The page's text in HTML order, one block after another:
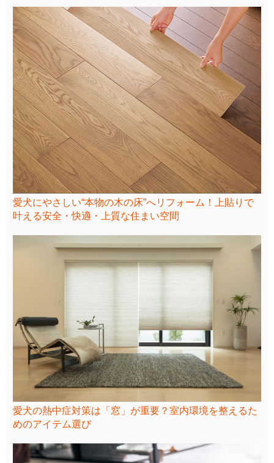
愛犬にやさしい“本物の木の床”へリフォーム！上貼りで
叶える安全・快適・上質な住まい空間
愛犬の熱中症対策は「窓」が重要？室内環境を整えるた
めのアイテム選び